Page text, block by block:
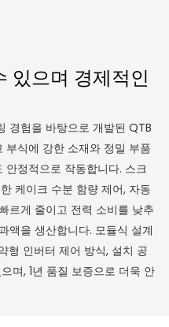
있으며 경제적인
경험을 바탕으로 개발된 QTB
부식에 강한 소재와 정밀 부품
정적으로 작동합니다. 스크
케이크 수분 함량 제어, 자동
르게 줄이고 전력 소비를 낮추
액을 생산합니다. 모듈식 설계
형 인버터 제어 방식, 설치 공
며, 1년 품질 보증으로 더욱 안